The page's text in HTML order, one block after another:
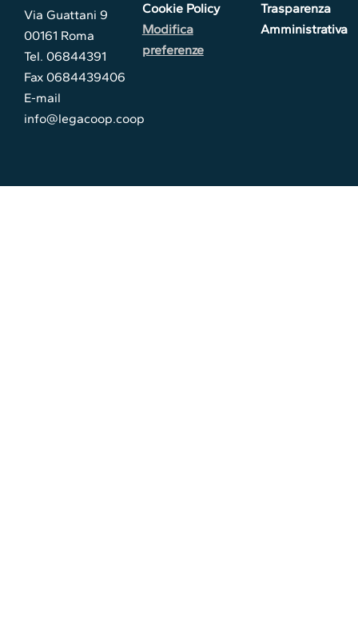
Via Guattani 9
00161 Roma
Tel. 06844391
Fax 0684439406
E-mail
info@legacoop.coop
Cookie Policy
Modifica
preferenze
Trasparenza
Amministrativa